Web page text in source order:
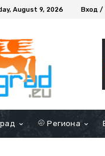
August 9, 2026 Вход /
Региона